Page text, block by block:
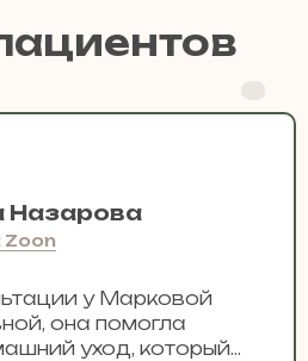
Назарова
Zoon
у Марковой
она помогла
уход, кoтоpый